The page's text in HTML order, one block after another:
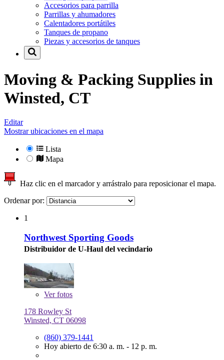
Accesorios para parrilla
Parrillas y ahumadores
Calentadores portátiles
Tanques de propano
Piezas y accesorios de tanques
Moving & Packing Supplies in
Winsted, CT
Editar
Mostrar ubicaciones en el mapa
Lista
Mapa
Haz clic en el marcador y arrástralo para reposicionar el mapa.
Ordenar por:
1
Northwest Sporting Goods
Distribuidor de U-Haul del vecindario
Verfotos
178 Rowley St
Winsted, CT 06098
(860) 379-1441
Hoy abierto de 6:30 a. m. - 12 p. m.